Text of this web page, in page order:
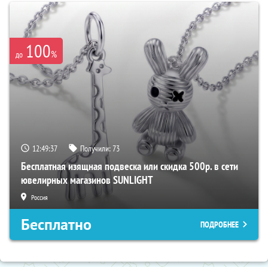
до 100%
12:49:37 Получили:73
Бесплатная изящная подвеска или скидка 500р. в сети
ювелирных магазинов SUNLIGHT
Россия
Бесплатно ПОДРОБНЕЕ